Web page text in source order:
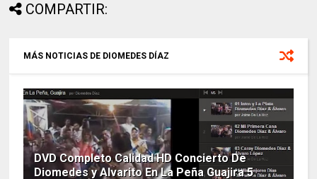
COMPARTIR:
MÁS NOTICIAS DE DIOMEDES DÍAZ
DVD Completo Calidad HD Concierto De
Diomedes y Alvarito En La Peña Guajira 5